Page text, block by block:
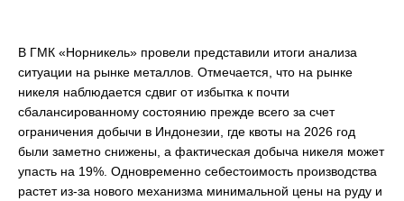
В ГМК «Норникель» провели представили итоги анализа
ситуации на рынке металлов. Отмечается, что на рынке
никеля наблюдается сдвиг от избытка к почти
сбалансированному состоянию прежде всего за счет
ограничения добычи в Индонезии, где квоты на 2026 год
были заметно снижены, а фактическая добыча никеля может
упасть на 19%. Одновременно себестоимость производства
растет из-за нового механизма минимальной цены на руду и